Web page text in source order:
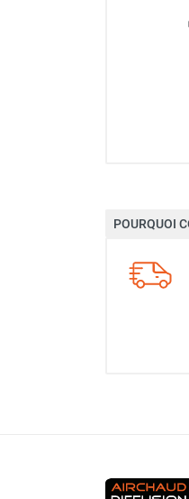
Chauffage
Chauffage
Chauffage
Chauffage
Chauffage
Chauffage
Chauffage
Chauffage
Aérotherme
POURQUOI